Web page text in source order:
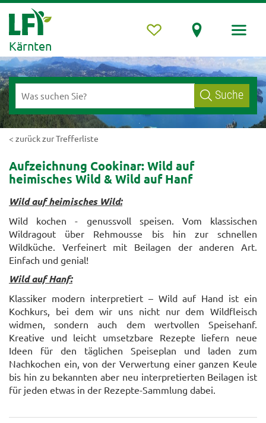
Kärnten
Suche
< zurück zur Trefferliste
Aufzeichnung Cookinar: Wild auf
heimisches Wild & Wild auf Hanf
Wild auf heimisches Wild:
Wild kochen - genussvoll speisen. Vom klassischen
Wildragout über Rehmousse bis hin zur schnellen
Wildküche. Verfeinert mit Beilagen der anderen Art.
Einfach und genial!
Wild auf Hanf:
Klassiker modern interpretiert – Wild auf Hand ist ein
Kochkurs, bei dem wir uns nicht nur dem Wildfleisch
widmen, sondern auch dem wertvollen Speisehanf.
Kreative und leicht umsetzbare Rezepte liefern neue
Ideen für den täglichen Speiseplan und laden zum
Nachkochen ein, von der Verwertung einer ganzen Keule
bis hin zu bekannten aber neu interpretierten Beilagen ist
für jeden etwas in der Rezepte-Sammlung dabei.